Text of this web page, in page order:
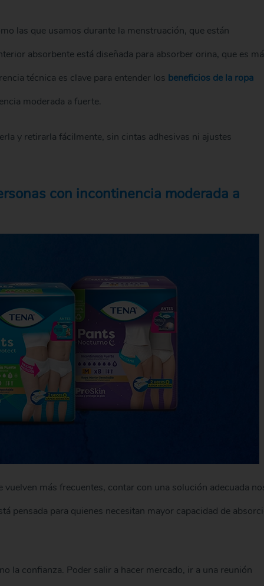
las que usamos durante la menstruación, que están
absorbente está diseñada para absorber orina, que es
técnica es clave para entender los beneficios de la ropa
moderada a fuerte.
y retirarla fácilmente, sin cintas adhesivas ni ajustes
con incontinencia moderada a
más frecuentes, contar con una solución adecuada
pensada para quienes necesitan mayor capacidad de
la confianza. Poder salir a hacer mercado, ir a una reunión